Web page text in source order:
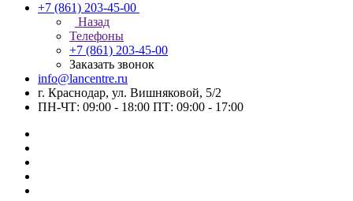
+7 (861) 203-45-00
Назад
Телефоны
+7 (861) 203-45-00
Заказать звонок
info@lancentre.ru
г. Краснодар, ул. Вишняковой, 5/2
ПН-ЧТ: 09:00 - 18:00 ПТ: 09:00 - 17:00